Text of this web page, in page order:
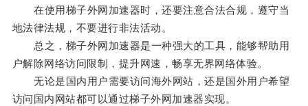
在使用梯子外网加速器时，还要注意合法合规，遵守当
地法律法规，不要进行非法活动。
总之，梯子外网加速器是一种强大的工具，能够帮助用
户解除网络访问限制，提升网速，畅享无界网络体验。
无论是国内用户需要访问海外网站，还是国外用户希望
访问国内网站都可以通过梯子外网加速器实现。